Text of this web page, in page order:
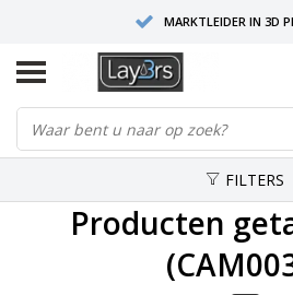
MARKTLEIDER IN 3D
HOOGWAARDIGE SERVICE
FYSIEKE
FILTERS
Producten